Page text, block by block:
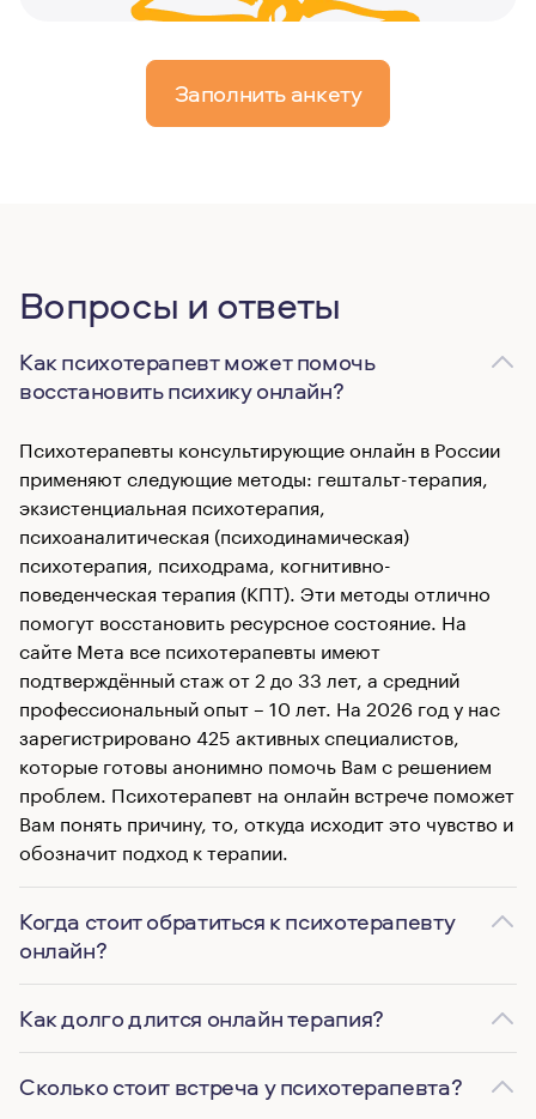
Заполнить анкету
Вопросы и ответы
Как психотерапевт может помочь
восстановить психику онлайн?
Психотерапевты консультирующие онлайн в России
применяют следующие методы: гештальт-терапия,
экзистенциальная психотерапия,
психоаналитическая (психодинамическая)
психотерапия, психодрама, когнитивно-
поведенческая терапия (КПТ). Эти методы отлично
помогут восстановить ресурсное состояние. На
сайте Мета все психотерапевты имеют
подтверждённый стаж от 2 до 33 лет, а средний
профессиональный опыт – 10 лет. На 2026 год у нас
зарегистрировано 425 активных специалистов,
которые готовы анонимно помочь Вам с решением
проблем. Психотерапевт на онлайн встрече поможет
Вам понять причину, то, откуда исходит это чувство и
обозначит подход к терапии.
Когда стоит обратиться к психотерапевту
онлайн?
Как долго длится онлайн терапия?
Сколько стоит встреча у психотерапевта?